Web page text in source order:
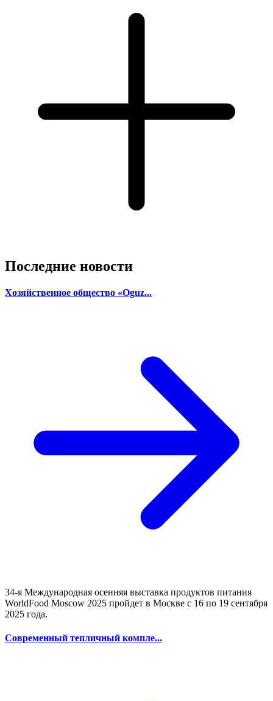
Последние новости
Хозяйственное общество «Oguz...
34-я Международная осенняя выставка продуктов питания
WorldFood Moscow 2025 пройдет в Москве с 16 по 19 сентября
2025 года.
Современный тепличный компле...